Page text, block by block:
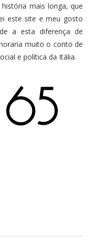
mais longa, que
este site e meu gosto
a esta diferença de
muito o conto de
e política da Itália.